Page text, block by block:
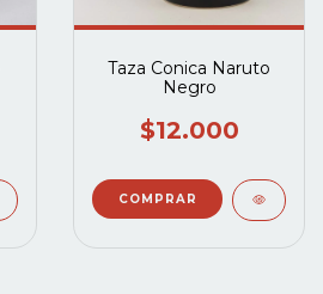
Taza Conica Naruto
Negro
$12.000